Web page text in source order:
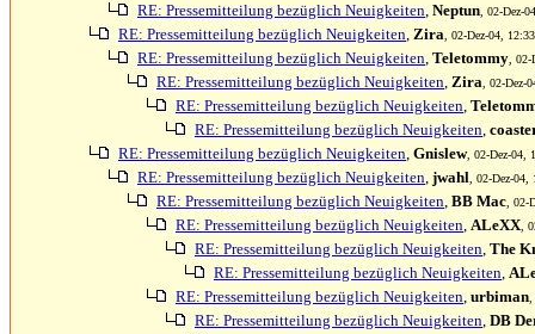
RE: Pressemitteilung bezüglich Neuigkeiten, Neptun , 02-Dez-
RE: Pressemitteilung bezüglich Neuigkeiten, Zira , 02-Dez-04,
RE: Pressemitteilung bezüglich Neuigkeiten, Teletommy ,
RE: Pressemitteilung bezüglich Neuigkeiten, Zira , 02-Dez-
RE: Pressemitteilung bezüglich Neuigkeiten,
RE: Pressemitteilung bezüglich Neuigkeiten,
RE: Pressemitteilung bezüglich Neuigkeiten, Gnislew, 02-Dez-04,
RE: Pressemitteilung bezüglich Neuigkeiten, jwahl , 02-Dez-
RE: Pressemitteilung bezüglich Neuigkeiten, BB Mac ,
RE: Pressemitteilung bezüglich Neuigkeiten, ALeXX ,
RE: Pressemitteilung bezüglich Neuigkeiten, The
RE: Pressemitteilung bezüglich Neuigkeiten,
RE: Pressemitteilung bezüglich Neuigkeiten, urbiman
RE: Pressemitteilung bezüglich Neuigkeiten, DB